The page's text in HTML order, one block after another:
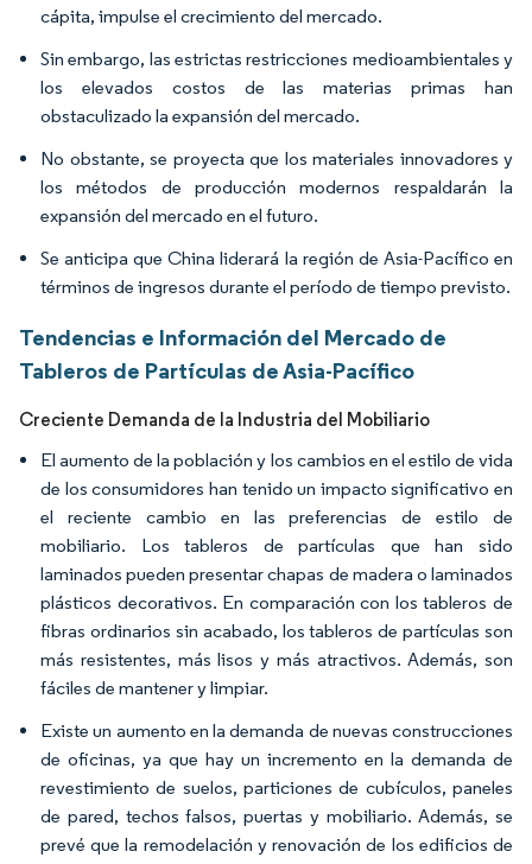
cápita, impulse el crecimiento del mercado.
Sin embargo, las estrictas restricciones medioambientales y
los elevados costos de las materias primas han
obstaculizado la expansión del mercado.
No obstante, se proyecta que los materiales innovadores y
los métodos de producción modernos respaldarán la
expansión del mercado en el futuro.
Se anticipa que China liderará la región de Asia-Pacífico en
términos de ingresos durante el período de tiempo previsto.
Tendencias e Información del Mercado de
Tableros de Partículas de Asia-Pacífico
Creciente Demanda de la Industria del Mobiliario
El aumento de la población y los cambios en el estilo de vida
de los consumidores han tenido un impacto significativo en
el reciente cambio en las preferencias de estilo de
mobiliario. Los tableros de partículas que han sido
laminados pueden presentar chapas de madera o laminados
plásticos decorativos. En comparación con los tableros de
fibras ordinarios sin acabado, los tableros de partículas son
más resistentes, más lisos y más atractivos. Además, son
fáciles de mantener y limpiar.
Existe un aumento en la demanda de nuevas construcciones
de oficinas, ya que hay un incremento en la demanda de
revestimiento de suelos, particiones de cubículos, paneles
de pared, techos falsos, puertas y mobiliario. Además, se
prevé que la remodelación y renovación de los edificios de